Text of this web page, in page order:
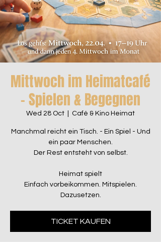
Mittwoch im Heimatcafé
– Spielen & Begegnen
Wed 28 Oct Café & Kino Heimat
Manchmal reicht ein Tisch. - Ein Spiel - Und
ein paar Menschen.
Der Rest entsteht von selbst.
Heimat spielt
Einfach vorbeikommen. Mitspielen.
Dazusetzen.
TICKET KAUFEN